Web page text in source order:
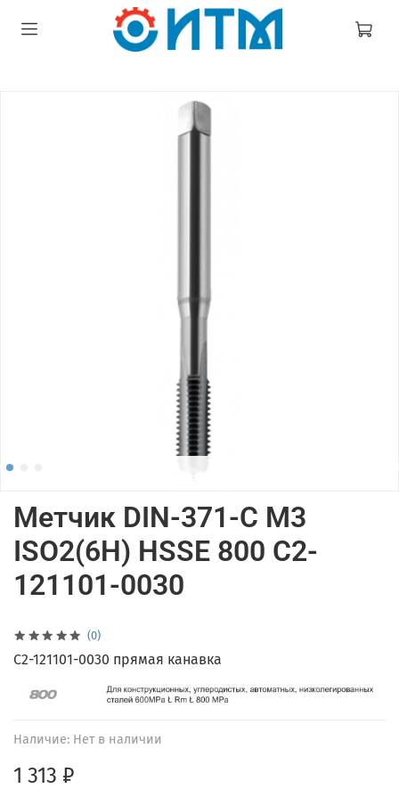
(0)
Наличие: Нет в наличии
Метчик DIN-371-C M3
ISO2(6H) HSSE 800 C2-
121101-0030
1 313 ₽
C2-121101-0030 прямая канавка